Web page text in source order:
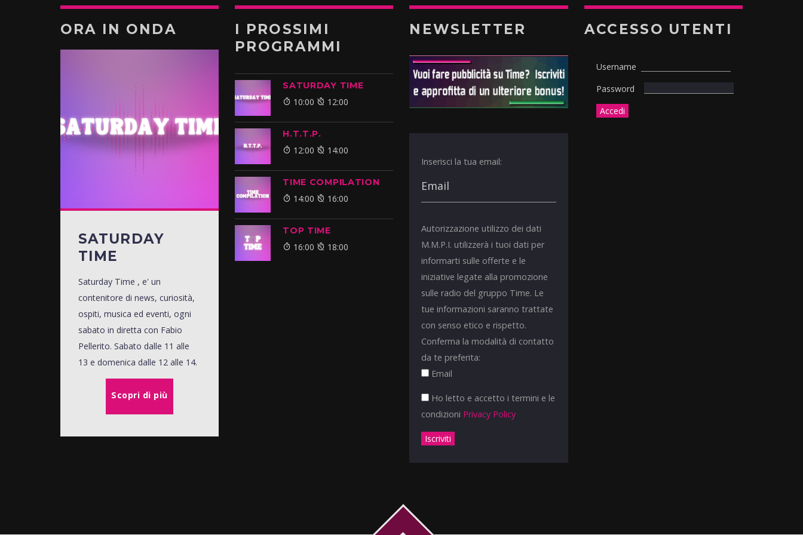
ORA IN ONDA
SATURDAY
TIME
Saturday Time , e' un
contenitore di news, curiosità,
ospiti, musica ed eventi, ogni
sabato in diretta con Fabio
Pellerito. Sabato dalle 11 alle
13 e domenica dalle 12 alle 14.
Scopri di più
I PROSSIMI
PROGRAMMI
SATURDAY TIME
10:00 12:00
H.T.T.P.
12:00 14:00
TIME COMPILATION
14:00 16:00
TOP TIME
16:00 18:00
NEWSLETTER
Inserisci la tua email:
Autorizzazione utilizzo dei dati
M.M.P.I. utilizzerà i tuoi dati per
informarti sulle offerte e le
iniziative legate alla promozione
sulle radio del gruppo Time. Le
tue informazioni saranno trattate
con senso etico e rispetto.
Conferma la modalità di contatto
da te preferita:
Email
Ho letto e accetto i termini e le
condizioni Privacy Policy
ACCESSO UTENTI
Username
Password